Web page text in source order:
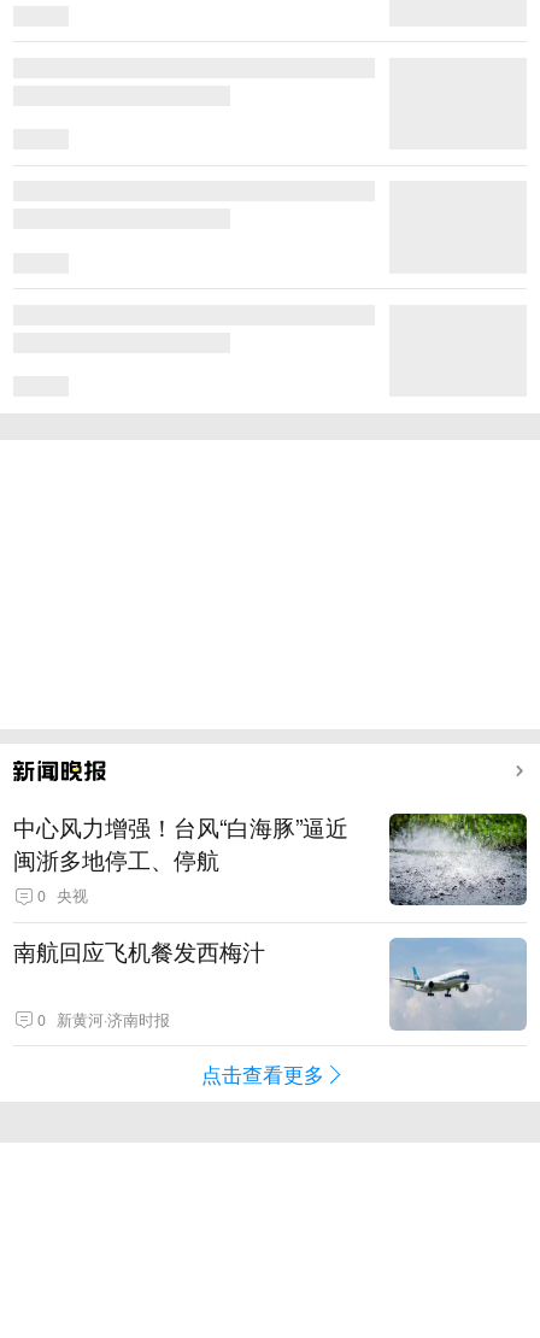
中心风力增强！台风“白海豚”逼近
闽浙多地停工、停航
0 央视
南航回应飞机餐发西梅汁
0 新黄河·济南时报
点击查看更多